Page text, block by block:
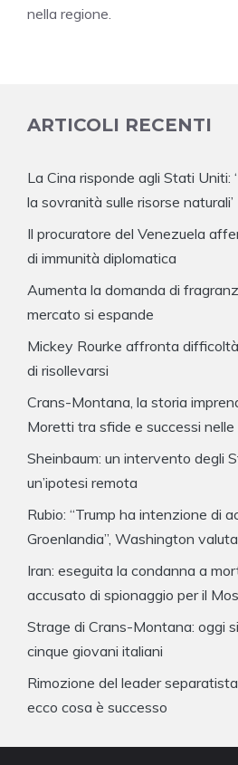
nella regione.
ARTICOLI RECENTI
La Cina risponde agli Stati Uniti:
la sovranità sulle risorse naturali’
Il procuratore del Venezuela
di immunità diplomatica
Aumenta la domanda di
mercato si espande
Mickey Rourke affronta
di risollevarsi
Crans-Montana, la storia
Moretti tra sfide e successi
Sheinbaum: un intervento degli
un’ipotesi remota
Rubio: “Trump ha intenzione di
Groenlandia”, Washington valuta
Iran: eseguita la condanna a
accusato di spionaggio per il
Strage di Crans-Montana: oggi
cinque giovani italiani
Rimozione del leader
ecco cosa è successo